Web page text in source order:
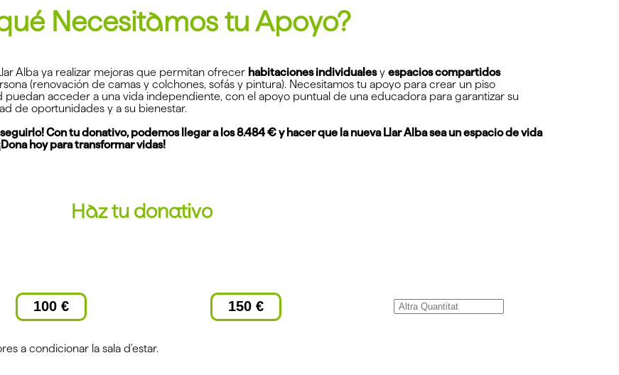
Necesitamos tu Apoyo?
Alba ya realizar mejoras que permitan ofrecer habitaciones individualesy espacios compartidos
(renovación de camas y colchones, sofás y pintura). Necesitamos tu apoyo para crear un piso
acceder a una vida independiente, con el apoyo puntual de una educadora para garantizar su
de oportunidades y a su bienestar.
Con tu donativo, podemos llegar a los 8.484 € y hacer que la nueva Llar Alba sea un espacio de vida
hoy para transformar vidas!
Haz tu donativo
100 € 150 €
a condicionar la sala d'estar.